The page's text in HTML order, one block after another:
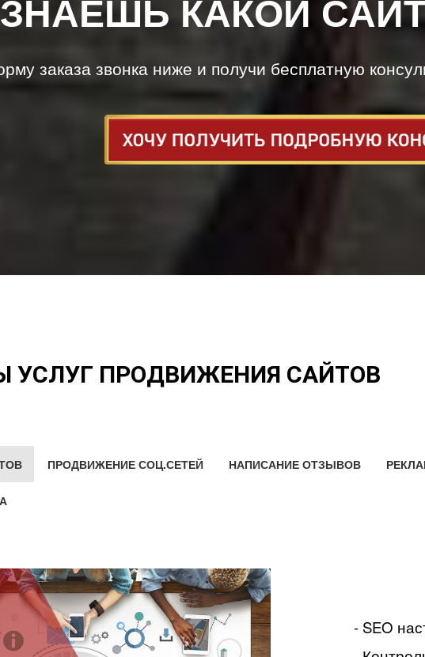
КАКОЙ
заказа звонка ниже и получи бесплатную
УСЛУГ ПРОДВИЖЕНИЯ САЙТОВ
ПРОДВИЖЕНИЕ СОЦ.СЕТЕЙ НАПИСАНИЕ ОТЗЫВОВ
- SEO